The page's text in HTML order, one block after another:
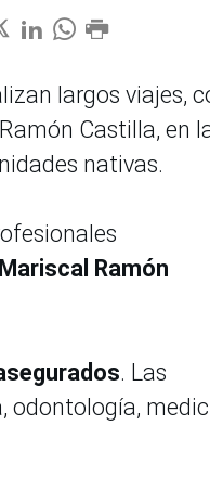
largos viajes,
Castilla, en
nativas.
Ramón
. Las
odontología,